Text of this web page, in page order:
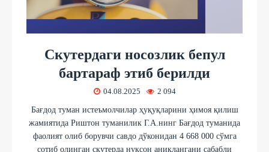
Скутердаги носозлик бепул
бартараф этиб берилди
04.08.2025 2 094
Бағдод туман истеъмолчилар ҳуқуқларини ҳимоя қилиш
жамиятида Риштон туманилик Г.А.нинг Бағдод туманида
фаолият олиб борувчи савдо дўконидан 4 668 000 сўмга
сотиб олинган скутерда нуқсон аниқлангани сабабли